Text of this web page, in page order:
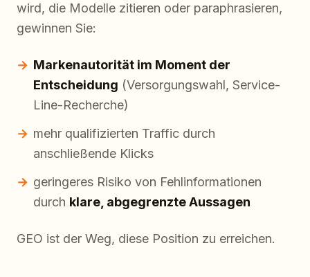
wird, die Modelle zitieren oder paraphrasieren,
gewinnen Sie:
Markenautorität im Moment der
Entscheidung (Versorgungswahl, Service-
Line-Recherche)
mehr qualifizierten Traffic durch
anschließende Klicks
geringeres Risiko von Fehlinformationen
durch klare, abgegrenzte Aussagen
GEO ist der Weg, diese Position zu erreichen.